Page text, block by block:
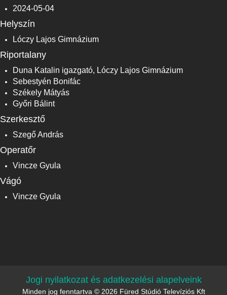
2024-05-04
Helyszín
Lóczy Lajos Gimnázium
Riportalany
Duna Katalin igazgató, Lóczy Lajos Gimnázium
Sebestyén Bonifác
Székely Mátyás
Győri Bálint
Szerkesztő
Szegő András
Operatőr
Vincze Gyula
Vágó
Vincze Gyula
Jogi nyilatkozat és adatkezelési alapelveink
Minden jog fenntartva © 2026 Füred Stúdió Televíziós Kft